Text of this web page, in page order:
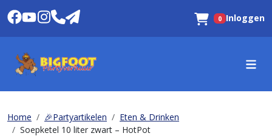
Winkelwagen
0 Inloggen
Home 🎉Partyartikelen
Eten & Drinken
Soepketel 10 liter zwart – HotPot